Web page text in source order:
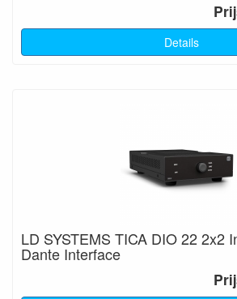
Details
LD SYSTEMS TICA DIO 22 2x2
Dante Interface